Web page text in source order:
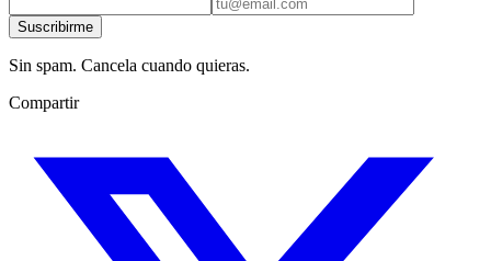
Suscribirme
Sin spam. Cancela cuando quieras.
Compartir